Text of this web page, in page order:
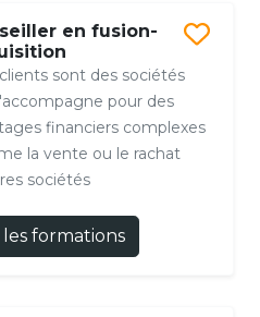
en fusion-
sont des sociétés
pour des
financiers complexes
la vente ou le rachat
sociétés
formations